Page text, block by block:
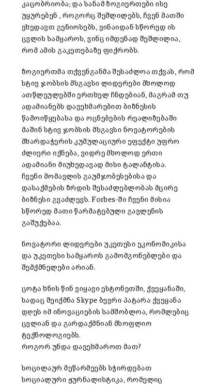
კაცობრიობა; და სანამ ზოგიერთები ისე
უყურებენ , როგორც შეშლილებს, ჩვენ მათში
ვხედავთ გენიოსებს, ვინაიდან სწორედ ის
ცვლის სამყაროს, ვინც იმდენად შეშლილია,
რომ ამის გაკეთებაზე ფიქრობს.
ზოგიერთმა თქვენგანმა შესაძლოა თქვას, რომ
სტივ ჯობსის მსგავსი ლიდერები მხოლოდ
ათწლეულებში ერთხელ ჩნდებიან, მაგრამ თუ
ადამიანებს დავეხმარებით ბიზნესის
წამოიწყებასა და ოცნებების რეალიზებაში
მაშინ სტივ ჯობსის მსგავსი ნოვატორების
მხარდაჭერის კუმულაციური ეფექტი უფრო
ძლიერი იქნება, ვიდრე მხოლოდ ერთი
ადამიანი მიუხედავად მისი ტალანტისა.
ჩვენი მომავლის გაუმჯობესებისა და
დასაქმების ზრდის შესაძლებლობას მცირე
ბიზნესი გვაძლევს. Forbes-ში ჩვენი მისია
სწორედ მათი წარმატებული გავლენის
გაშუქებაა.
ნოვატორი ლიდერები უკეთესი ეკონომიკისა
და უკეთესი სამყაროს გამომგონებლები და
შემქმნელები არიან.
ცოტა ხნის წინ ვიყავი ესტონეთში, ქვეყანაში,
სადაც შეიქმნა Skype ბევრი პატარა ქვეყანა
დღეს იმ ინოვაციების სამშობლოა, რომლებიც
ცვლიან და გარდაქმნიან მსოფლიო
ტექნოლოგიებს.
როგორ უნდა დავეხმაროთ მათ?
სოცილაურ მეწარმეებს სჭირდებათ
სოციალური ჟურნალისტიკა, რომელიც